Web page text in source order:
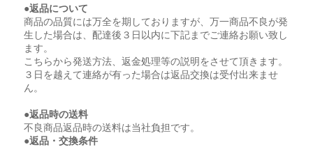
●返品について
商品の品質には万全を期しておりますが、万一商品不良が発
生した場合は、配達後３日以内に下記までご連絡お願い致し
ます。
こちらから発送方法、返金処理等の説明をさせて頂きます。
３日を越えて連絡が有った場合は返品交換は受付出来ませ
ん。
●返品時の送料
不良商品返品時の送料は当社負担です。
●返品・交換条件